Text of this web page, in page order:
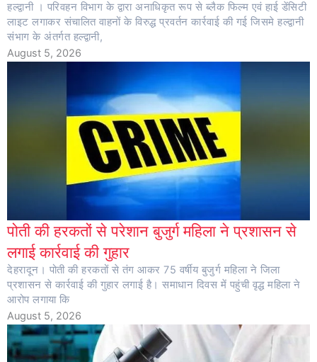
हल्द्वानी । परिवहन विभाग के द्वारा अनाधिकृत रूप से ब्लैक फिल्म एवं हाई डेंसिटी
लाइट लगाकर संचालित वाहनों के विरुद्ध प्रवर्तन कार्रवाई की गई जिसमे हल्द्वानी
संभाग के अंतर्गत हल्द्वानी,
August 5, 2026
पोती की हरकतों से परेशान बुजुर्ग महिला ने प्रशासन से
लगाई कार्रवाई की गुहार
देहरादून। पोती की हरकतों से तंग आकर 75 वर्षीय बुजुर्ग महिला ने जिला
प्रशासन से कार्रवाई की गुहार लगाई है। समाधान दिवस में पहुंची वृद्ध महिला ने
आरोप लगाया कि
August 5, 2026